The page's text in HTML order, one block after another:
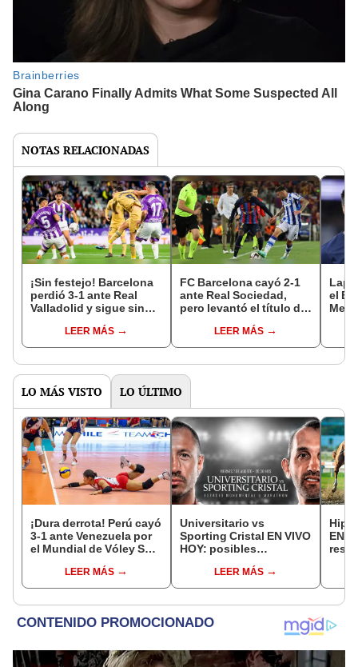
NOTAS RELACIONADAS
¡Sin festejo! Barcelona
perdió 3-1 ante Real
Valladolid y sigue sin
ganar LaLiga
LEER MÁS
FC Barcelona cayó 2-1
ante Real Sociedad,
pero levantó el título de
LEER MÁS
el
LO MÁS VISTO LO ÚLTIMO
¡Dura derrota! Perú cayó
3-1 ante Venezuela por
el Mundial de Vóley Sub
LEER MÁS
Universitario vs
Sporting Cristal EN VIVO
HOY: posibles
pronóstico, hora y canal
dónde ver partido por el
LEER MÁS
EN